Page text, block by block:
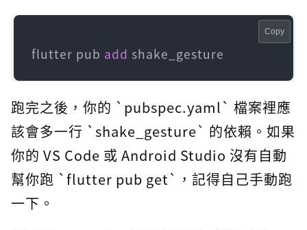
flutter pub add shake_gesture
Copy
跑完之後，你的 `pubspec.yaml` 檔案裡應
該會多一行 `shake_gesture` 的依賴。如果
你的 VS Code 或 Android Studio 沒有自動
幫你跑 `flutter pub get`，記得自己手動跑
一下。